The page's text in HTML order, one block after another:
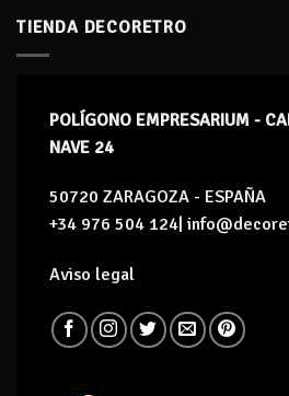
TIENDA DECORETRO
POLÍGONO EMPRESARIUM -
NAVE 24
50720 ZARAGOZA - ESPAÑA
+34 976 504 124|
Aviso legal